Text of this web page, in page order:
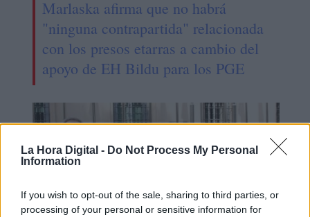
La Hora Digital - Do Not Process My Personal
Information
If you wish to opt-out of the sale, sharing to third parties, or
processing of your personal or sensitive information for
Marlaska afirma que no habrá
"ninguna contrapartida" relacionada
con los presos etarras a cambio del
apoyo de EH Bildu para los PGE